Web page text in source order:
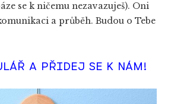
se k ničemu nezavazuješ). Oni
a průběh. Budou o Tebe
A PŘIDEJ SE K NÁM!